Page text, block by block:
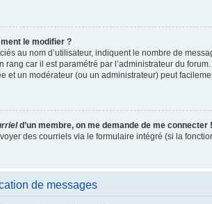
le modifier ?
au nom d’utilisateur, indiquent le nombre de
rang car il est paramétré par l’administrateur du
et un modérateur (ou un administrateur) peut
d’un membre, on me demande de me connecter
des courriels via le formulaire intégré (si la
de messages